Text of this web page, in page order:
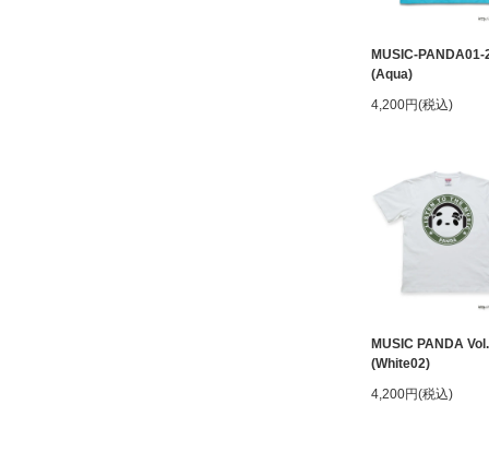
MUSIC-PANDA01-
(Aqua)
4,200円(税込)
MUSIC PANDA
(White02)
4,200円(税込)